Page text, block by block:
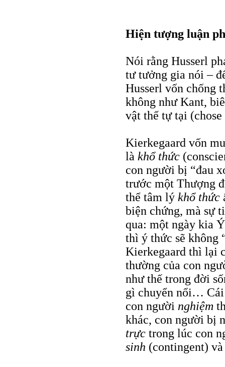
Hiện tượng luận
Nói rằng Husserl
tư tưởng gia nói –
Husserl vốn chống
không như Kant,
vật thể tự tại (chose
Kierkegaard vốn
là khổ thức
con người bị “đau
trước một Thượng
thể tâm lý khổ thức
biện chứng, mà sự
qua: một ngày kia
thì ý thức sẽ không
Kierkegaard thì lại
thường của con
như thế trong đời
gì chuyển nổi… Cái
con người nghiệm
khác, con người bị
trực trong lúc con
sinh (contingent)